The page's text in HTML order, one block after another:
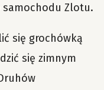
samochodu Zlotu.
się grochówką
się zimnym